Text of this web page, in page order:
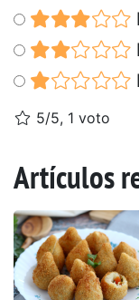
5/5, 1 voto
Artículos